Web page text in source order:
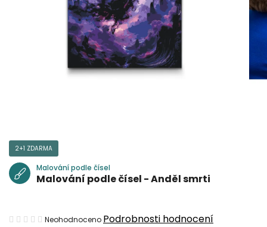
2+1 ZDARMA
Malování podle čísel
Malování podle čísel - Anděl smrti
Průměrné
Neohodnoceno Podrobnosti hodnocení